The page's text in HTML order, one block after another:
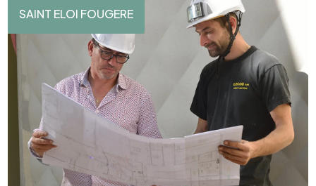
SAINT ELOI FOUGERE